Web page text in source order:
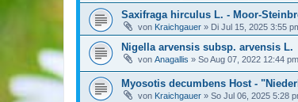
Saxifraga hirculus L. - Moor-
von Kraichgauer » Di Jul 15, 2025 3:55
Nigella arvensis subsp. arvensis L.
von Anagallis » So Aug 07, 2022 12:44 pm
Myosotis decumbens Host -
von Kraichgauer » So Jul 06, 2025 5:28